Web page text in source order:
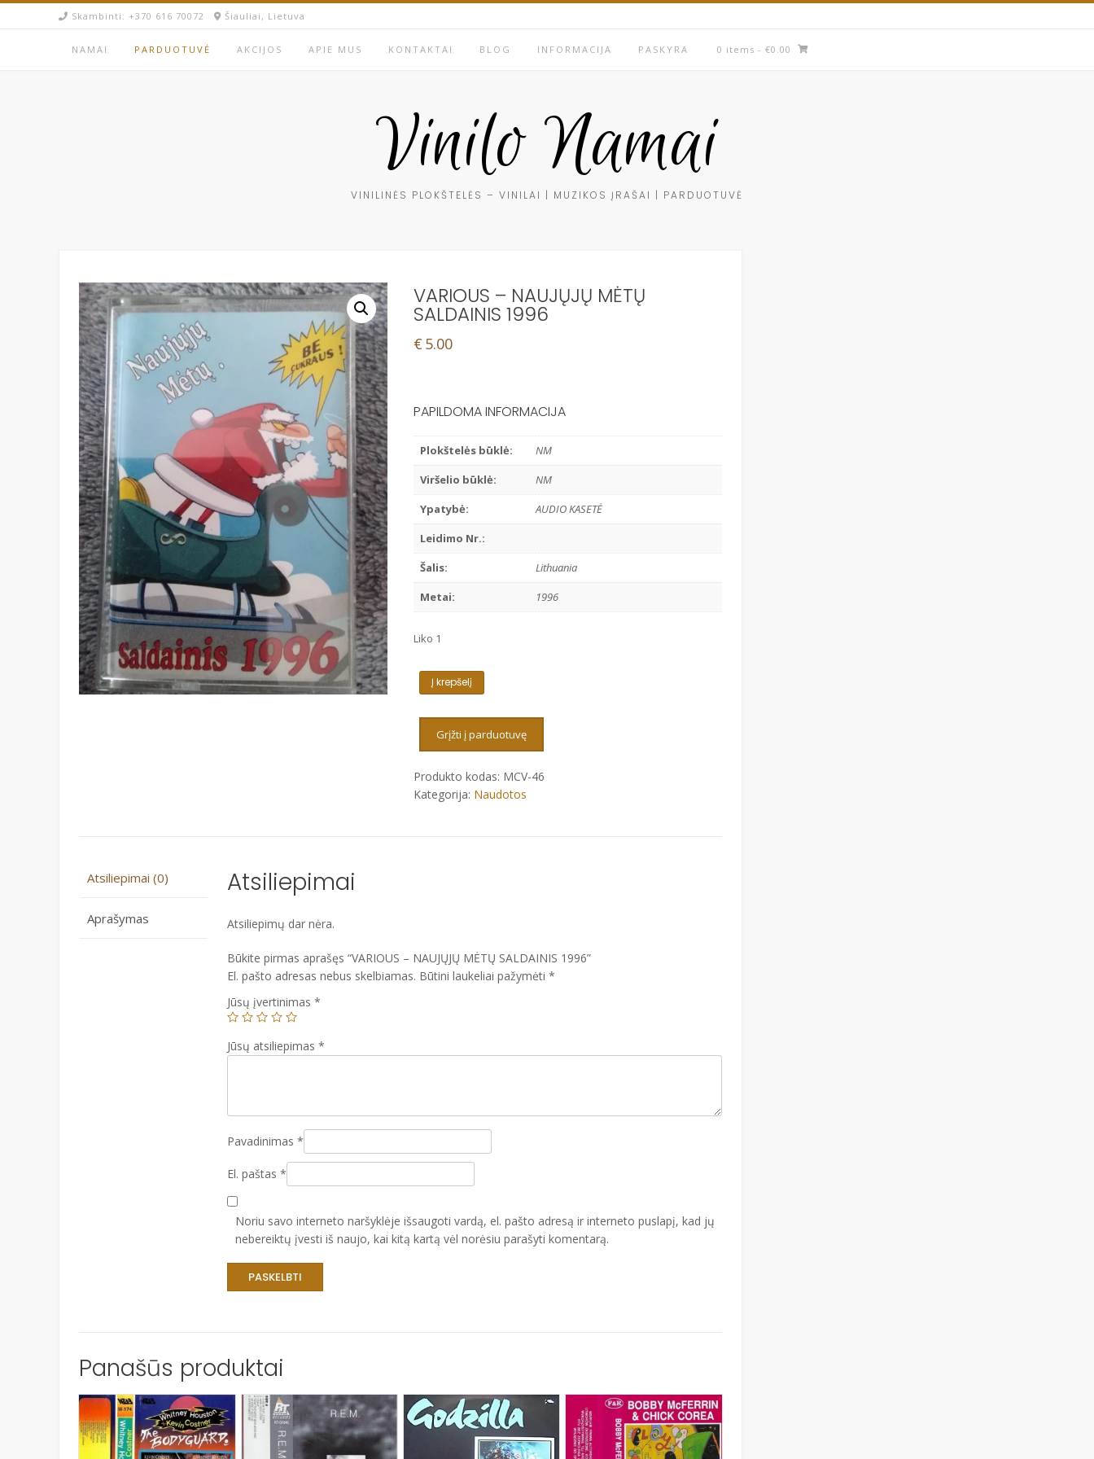
Skip
Skambinti: +370 616 70072​ Šiauliai, Lietuva
NAMAI PARDUOTUVĖ AKCIJOS APIE MUS KONTAKTAI BLOG INFORMACIJA PASKYRA 0 items - €0.00
Vinilo Namai
VINILINĖS PLOKŠTELĖS – VINILAI | MUZIKOS ĮRAŠAI | PARDUOTUVĖ
VARIOUS – NAUJŲJŲ MĖTŲ
SALDAINIS 1996
€ 5.00
PAPILDOMA INFORMACIJA
Plokštelės būklė:
NM
Viršelio būklė:
NM
Ypatybė:
AUDIO KASETĖ
Leidimo Nr.:
Šalis:
Lithuania
Metai:
1996
Liko 1
produkto
kiekis:
VARIOUS
NAUJŲJŲ
MĖTŲ
Į krepšelį
Grįžti į parduotuvę
Produkto kodas: MCV-46
Kategorija: Naudotos
Atsiliepimai (0)
Aprašymas
Atsiliepimai
Atsiliepimų dar nėra.
Būkite pirmas aprašęs “VARIOUS – NAUJŲJŲ MĖTŲ SALDAINIS 1996”
El. pašto adresas nebus skelbiamas. Būtini laukeliai pažymėti *
Jūsų įvertinimas *
Jūsų atsiliepimas *
Pavadinimas *
El. paštas *
Noriu savo interneto naršyklėje išsaugoti vardą, el. pašto adresą ir interneto puslapį, kad jų
nebereiktų įvesti iš naujo, kai kitą kartą vėl norėsiu parašyti komentarą.
Panašūs produktai